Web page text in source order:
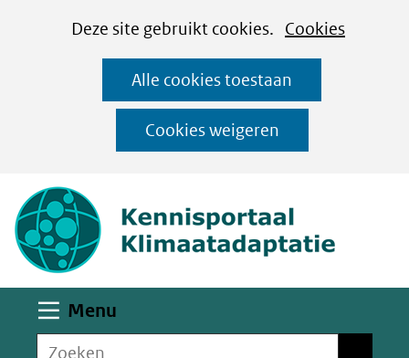
CookiesDeze site gebruikt cookies. Cookies
op
deze
website
worden
toegestaan
Alle cookies toestaan
Cookies weigeren
Ga
naar
de
inhoud
Menu
Zoeken